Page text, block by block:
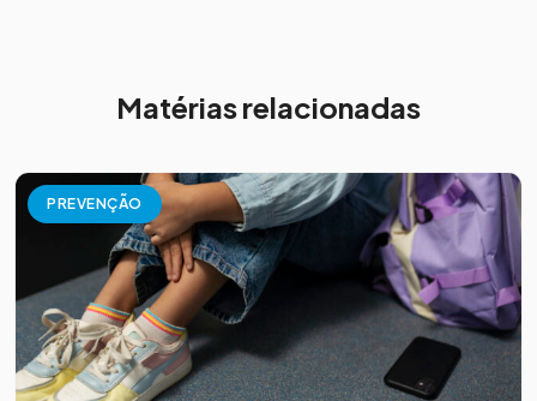
Matérias relacionadas
PREVENÇÃO